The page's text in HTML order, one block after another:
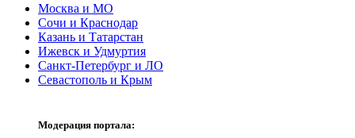
Москва и МО
Сочи и Краснодар
Казань и Татарстан
Ижевск и Удмуртия
Санкт-Петербург и ЛО
Севастополь и Крым
Модерация портала: